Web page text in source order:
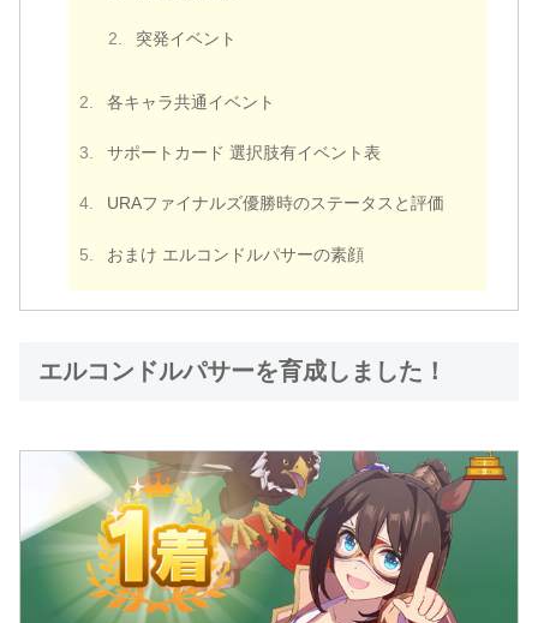
突発イベント
各キャラ共通イベント
サポートカード 選択肢有イベント表
URAファイナルズ優勝時のステータスと評価
おまけ エルコンドルパサーの素顔
エルコンドルパサーを育成しました！